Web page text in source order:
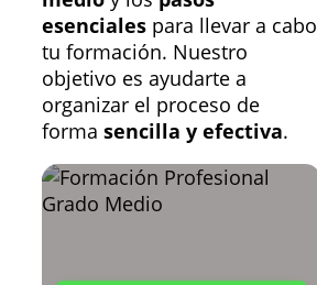
esenciales para llevar a cabo
tu formación. Nuestro
objetivo es ayudarte a
organizar el proceso de
forma sencilla y efectiva.